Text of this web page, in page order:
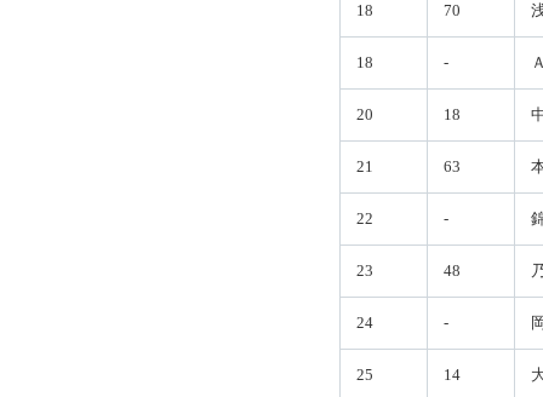
18 70
18 -
20 18
21 63
22 -
23 48
24 -
25 14